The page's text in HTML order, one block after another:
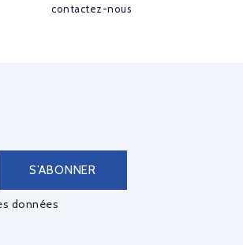
contactez-nous
données